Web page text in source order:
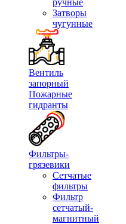
ручные
Затворы
чугунные
Вентиль
запорный
Пожарные
гидранты
Фильтры-
грязевики
Сетчатые
фильтры
Фильтр
сетчатый-
магнитный